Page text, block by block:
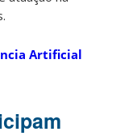
Artificial